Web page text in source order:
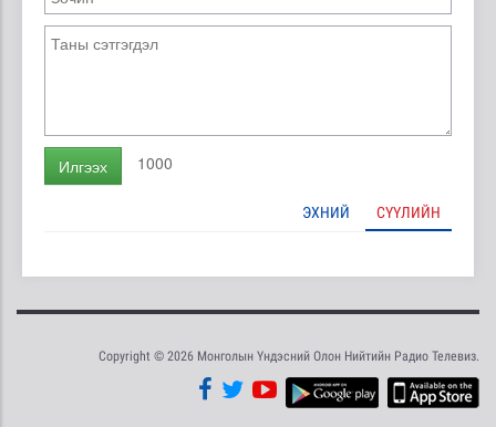
Илгээх 1000
ЭХНИЙ СҮҮЛИЙН
Copyright © 2026 Монголын Үндэсний Олон Нийтийн Радио Телевиз.